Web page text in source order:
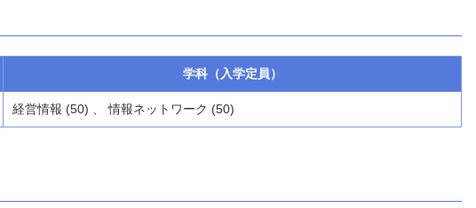
学科（入学定員）
経営情報 (50) 、 情報ネットワーク (50)